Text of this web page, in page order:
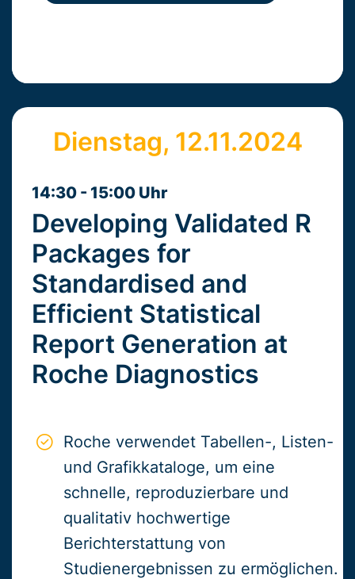
Dienstag, 12.11.2024
14:30 - 15:00 Uhr
Developing Validated R
Packages for
Standardised and
Efficient Statistical
Report Generation at
Roche Diagnostics
Roche verwendet Tabellen-, Listen-
und Grafikkataloge, um eine
schnelle, reproduzierbare und
qualitativ hochwertige
Berichterstattung von
Studienergebnissen zu ermöglichen.